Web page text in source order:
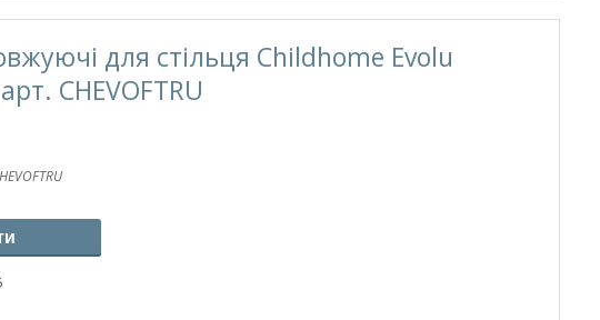
для стільця Childhome Evolu
CHEVOFTRU